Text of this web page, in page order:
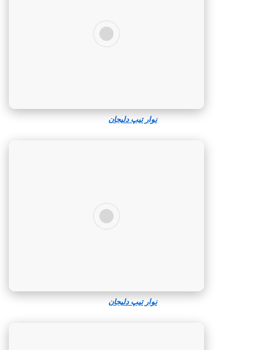
نوار تیپ دلیجان
نوار تیپ دلیجان